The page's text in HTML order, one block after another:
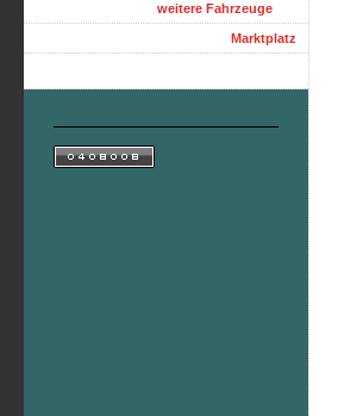
weitere Fahrzeuge
Marktplatz